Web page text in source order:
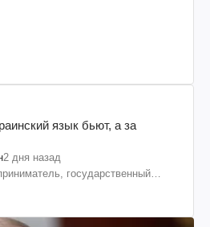
язык бьют, а за
2 дня назад
государственный